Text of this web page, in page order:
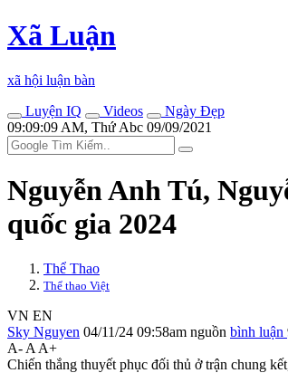
Xã Luận
xã hội luận bàn
Luyện IQ
Videos
Ngày Đẹp
09:09:09 AM, Thứ Abc 09/09/2021
Nguyễn Anh Tú,
quốc gia 2024
Thể Thao
Thể thao Việt
VN EN
Sky Nguyen 04/11/24 09:58am nguồn bình luận
A- A A+
Chiến thắng thuyết phục đối thủ ở trận chung